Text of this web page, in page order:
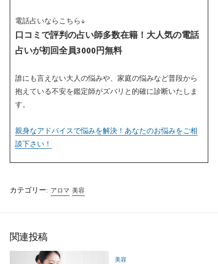
電話占いならこちら↓
口コミで評判の占い師多数在籍！大人気の電話
占いが初回全員3000円無料
誰にも言えない大人の悩みや、家庭の悩みなど普段から
抱えている不安を鑑定師がズバリと的確に診断いたしま
す。
親身なアドバイスで悩みを解決！あなたのお悩みをご相
談下さい！
カテゴリー: アロマ 美容
関連投稿
美容